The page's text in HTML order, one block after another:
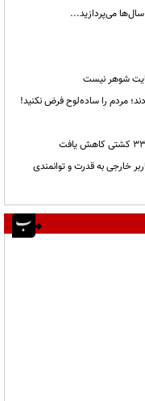
شوهر نیست
مردم را ساده‌لوح فرض نکنید!
خارجی به قدرت و توانمندی